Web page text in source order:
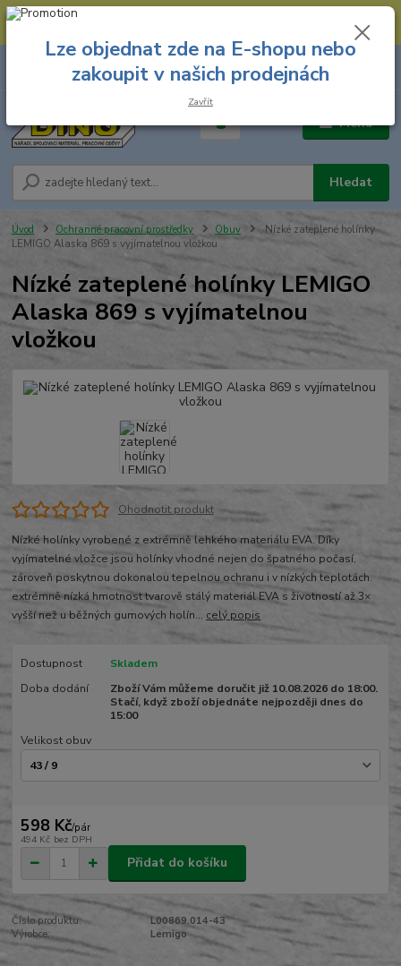
--- Spojovací materiál: 774 431 045 --- Prodejna nářadí: 731 449 423 --
Menu
Hledat
8.00 hod. - 16.00 hod.
za
Úvod Ochranné pracovní prostředky Obuv
Nízké zateplené holínky
LEMIGO Alaska 869 s vyjímatelnou vložkou
Nízké zateplené holínky LEMIGO
Alaska 869 s vyjímatelnou
vložkou
Ohodnotit produkt
Nízké holínky vyrobené z extrémně lehkého materiálu EVA. Díky
vyjímatelné vložce jsou holínky vhodné nejen do špatného počasí,
zároveň poskytnou dokonalou tepelnou ochranu i v nízkých teplotách.
extrémně nízká hmotnost tvarově stálý materiál EVA s životností až 3×
vyšší než u běžných gumových holín... celý popis
Dostupnost
Skladem
Doba dodání
Zboží Vám můžeme doručit již 10.08.2026 do 18:00.
Stačí, když zboží objednáte nejpozději dnes do
15:00
Velikost obuv
598 Kč/pár
494 Kč bez DPH
Přidat do košíku
Číslo produktu:
L00869.014-43
Výrobce:
Lemigo
Lze objednat zde na E-shopu nebo
zakoupit v našich prodejnách
Zavřít